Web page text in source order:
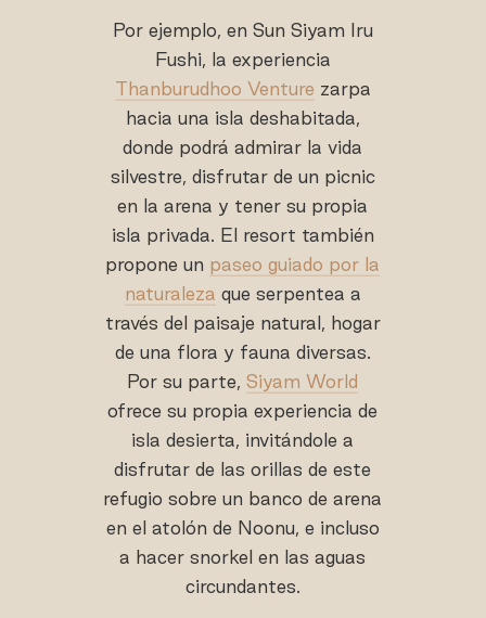
Por ejemplo, en Sun Siyam Iru
Fushi, la experiencia
Thanburudhoo Venture zarpa
hacia una isla deshabitada,
donde podrá admirar la vida
silvestre, disfrutar de un picnic
en la arena y tener su propia
isla privada. El resort también
propone un paseo guiado por la
naturaleza que serpentea a
través del paisaje natural, hogar
de una flora y fauna diversas.
Por su parte,Siyam World
ofrece su propia experiencia de
isla desierta, invitándole a
disfrutar de las orillas de este
refugio sobre un banco de arena
en el atolón de Noonu, e incluso
a hacer snorkel en las aguas
circundantes.